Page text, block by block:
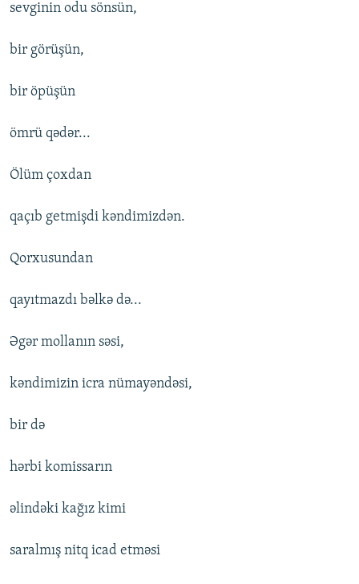
sevginin odu sönsün,
bir görüşün,
bir öpüşün
ömrü qədər...
Ölüm çoxdan
qaçıb getmişdi kəndimizdən.
Qorxusundan
qayıtmazdı bəlkə də...
Əgər mollanın səsi,
kəndimizin icra nümayəndəsi,
bir də
hərbi komissarın
əlindəki kağız kimi
saralmış nitq icad etməsi